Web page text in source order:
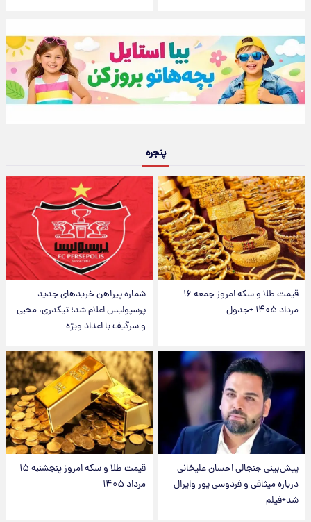
پنجره
قیمت طلا و سکه امروز جمعه ۱۶
مرداد ۱۴۰۵ +جدول
شماره پیراهن خریدهای جدید
پرسپولیس اعلام شد؛ تیکدری، محبی
و سرگیف با اعداد ویژه
پیش‌بینی جنجالی احسان علیخانی
درباره میثاقی و فردوسی پور وایرال
شد+فیلم
قیمت طلا و سکه امروز پنجشنبه ۱۵
مرداد ۱۴۰۵